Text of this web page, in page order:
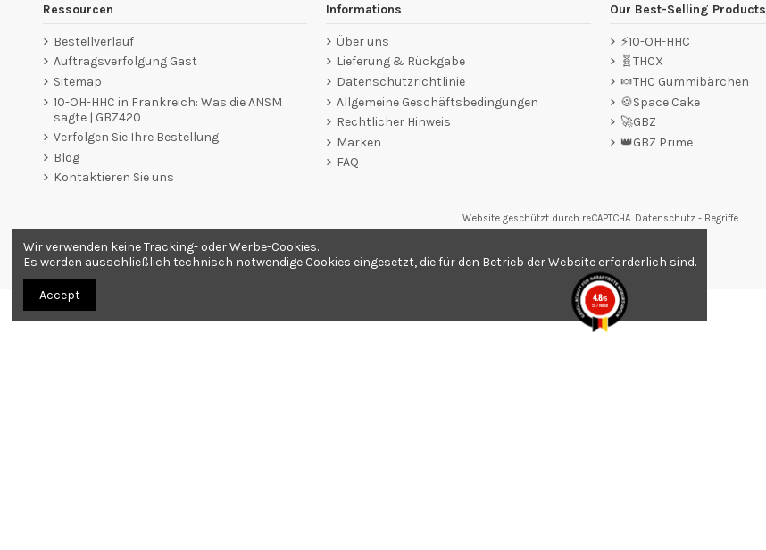
Ressourcen
Bestellverlauf
Auftragsverfolgung Gast
Sitemap
10-OH-HHC in Frankreich: Was die ANSM
sagte | GBZ420
Verfolgen Sie Ihre Bestellung
Blog
Kontaktieren Sie uns
Informations
Über uns
Lieferung & Rückgabe
Datenschutzrichtlinie
Allgemeine Geschäftsbedingungen
Rechtlicher Hinweis
Marken
FAQ
Our Best-Selling Products
⚡10-OH-HHC
🧬THCX
🍬THC Gummibärchen
🍪Space Cake
🚀GBZ
👑GBZ Prime
Website geschützt durch reCAPTCHA. Datenschutz - Begriffe
Händler zugelassen von Gesellschaft für Garantierte Bewertungen,
Alle Produkte werden als Souvenirs verkauft. Bestellung nur ab 18 Jahren.
Wir verwenden keine Tracking- oder Werbe-Cookies.
Es werden ausschließlich technisch notwendige Cookies eingesetzt, die für den Betrieb der Website erforderlich sind.
Accept 4.8/5
557 Noten